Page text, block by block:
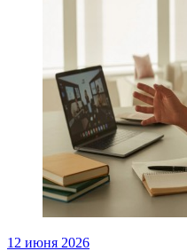
12 июня 2026